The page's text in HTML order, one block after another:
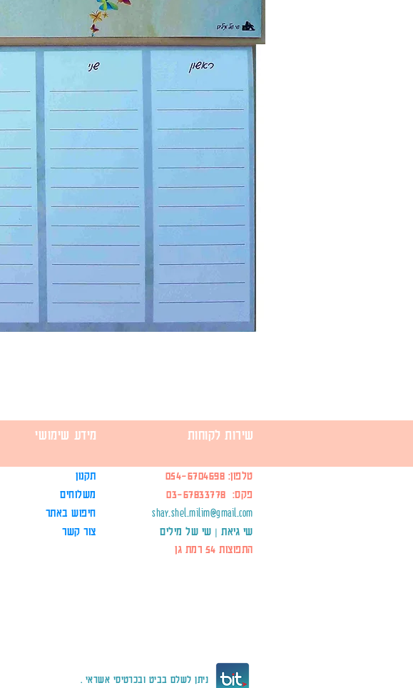
מידע שימושי שירות לקוחות
תקנון
משלוחים
חיפוש באתר
צור קשר
טלפון: 054-6704698
פקס: 03-67833778
shay.shel.milim@gmail.com
שי גיאת | שי של מילים
התפוצות 54 רמת גן
ניתן לשלם בביט ובכרטיסי אשראי .